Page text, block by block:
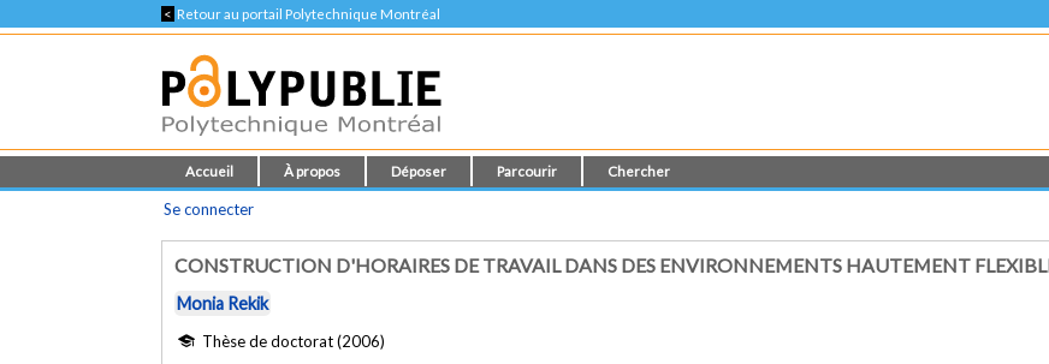
< Retour au portail Polytechnique Montréal
Accueil À propos Déposer Parcourir Chercher
Se connecter
CONSTRUCTION D'HORAIRES DE TRAVAIL DANS DES ENVIRONNEMENTS HAUTEMENT
Monia Rekik
Thèse de doctorat (2006)